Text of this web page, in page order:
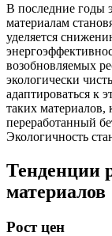
В последние годы
материалам
уделяется
возобновляемых
экологически
адаптироваться к
таких материалов,
переработанный
Экологичность
Тенденции
материалов
Рост цен